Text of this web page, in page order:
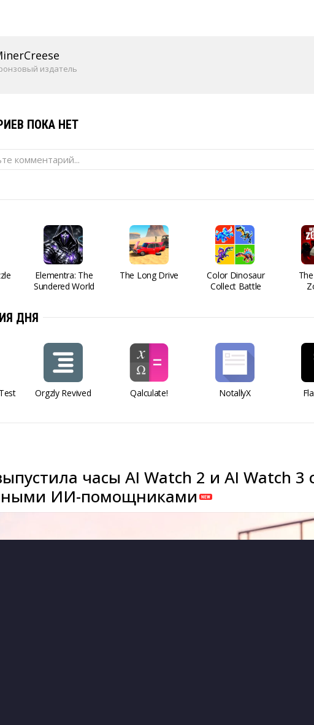
издатель
ПОКА НЕТ
комментарий...
Elementra: The
Sundered World
The Long Drive
Color Dinosaur
Collect Battle
ДНЯ
Orgzly Revived Qalculate! NotallyX
часы AI Watch 2 и AI Watch 3
ИИ-помощниками